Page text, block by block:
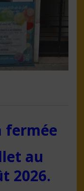
fermée
au
2026.